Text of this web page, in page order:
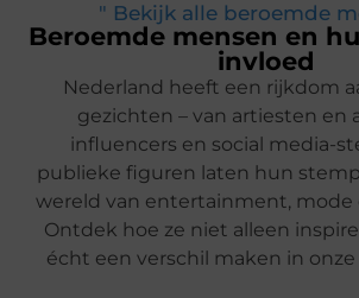
" Bekijk alle beroemde
Beroemde mensen en
invloed
Nederland heeft een rijkdom
gezichten – van artiesten en
influencers en social media-
publieke figuren laten hun
wereld van entertainment, mode
Ontdek hoe ze niet alleen
écht een verschil maken in